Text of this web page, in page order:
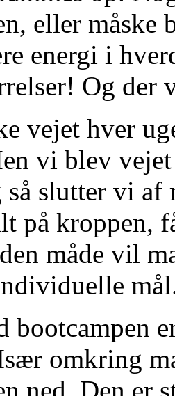
eller måske
energi i
Og der
vejet hver
vi blev
slutter vi af
på kroppen,
måde vil
bootcampen
omkring
ned. Den er